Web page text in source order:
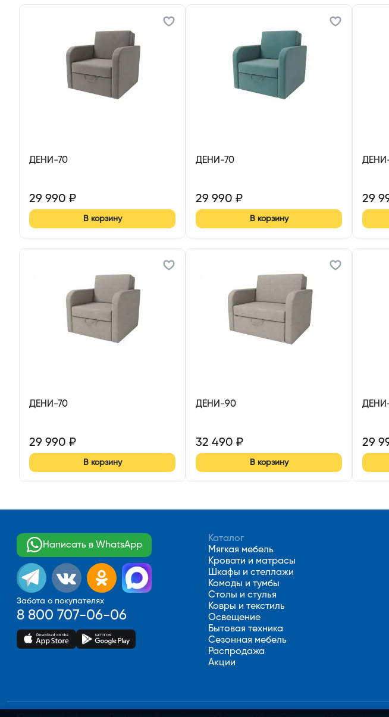
ДЕНИ-70
29 990 ₽
В корзину
ДЕНИ-70
29 990 ₽
В корзину
29
ДЕНИ-70
29 990 ₽
В корзину
ДЕНИ-90
32 490 ₽
В корзину
29
Написать в WhatsApp
Забота о покупателях
8 800 707-06-06
Каталог
Мягкая мебель
Кровати и матрасы
Шкафы и стеллажи
Комоды и тумбы
Столы и стулья
Ковры и текстиль
Освещение
Бытовая техника
Сезонная мебель
Распродажа
Акции